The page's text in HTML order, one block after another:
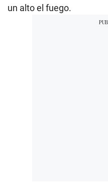
un alto el fuego.